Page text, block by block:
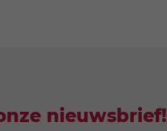
nieuwsbrief!